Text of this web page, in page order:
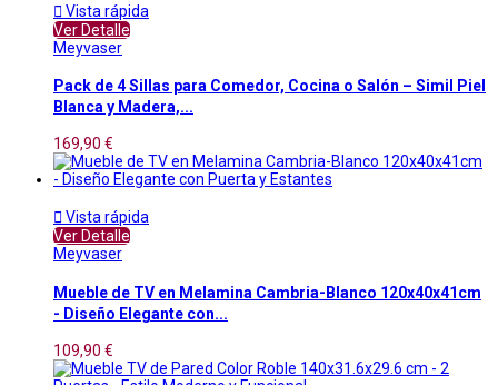
 Vista rápida
Ver Detalle
Meyvaser
Pack de 4 Sillas para Comedor, Cocina o Salón – Simil Piel
Blanca y Madera,...
169,90 €
 Vista rápida
Ver Detalle
Meyvaser
Mueble de TV en Melamina Cambria-Blanco 120x40x41cm
- Diseño Elegante con...
109,90 €